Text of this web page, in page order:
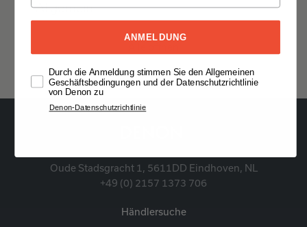
Allgemein
Oude Stadsgracht 1, 5611DD Eindhoven, NL
+49 (0) 2157 1373 706
Händlersuche
ANMELDUNG
Durch die Anmeldung stimmen Sie den Allgemeinen
Geschäftsbedingungen und der Datenschutzrichtlinie
von Denon zu
Denon-Datenschutzrichtlinie